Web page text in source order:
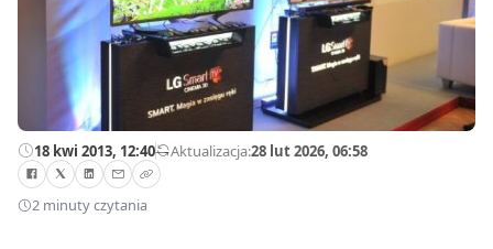
18 kwi 2013, 12:40—Aktualizacja:28 lut 2026, 06:58
2 minuty czytania